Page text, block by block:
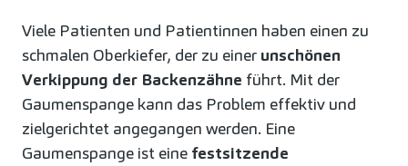
Viele Patienten und Patientinnen haben einen zu
schmalen Oberkiefer, der zu einer unschönen
Verkippung der Backenzähne führt. Mit der
Gaumenspange kann das Problem effektiv und
zielgerichtet angegangen werden. Eine
Gaumenspange ist eine festsitzende